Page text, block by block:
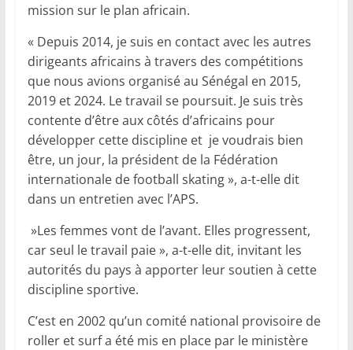
mission sur le plan africain.
« Depuis 2014, je suis en contact avec les autres
dirigeants africains à travers des compétitions
que nous avions organisé au Sénégal en 2015,
2019 et 2024. Le travail se poursuit. Je suis très
contente d’être aux côtés d’africains pour
développer cette discipline et je voudrais bien
être, un jour, la président de la Fédération
internationale de football skating », a-t-elle dit
dans un entretien avec l’APS.
»Les femmes vont de l’avant. Elles progressent,
car seul le travail paie », a-t-elle dit, invitant les
autorités du pays à apporter leur soutien à cette
discipline sportive.
C’est en 2002 qu’un comité national provisoire de
roller et surf a été mis en place par le ministère